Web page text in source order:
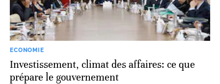
ECONOMIE
Investissement, climat des affaires: ce que
prépare le gouvernement